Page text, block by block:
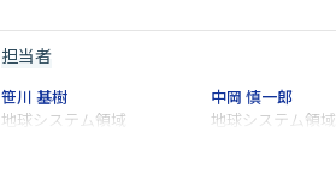
担当者
笹川 基樹
地球システム領域
中岡 慎一郎
地球システム領域